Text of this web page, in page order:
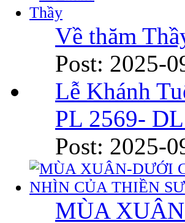
Về thăm
Post: 2025-
Lễ Khánh
PL 2569-
Post: 2025-
MÙA